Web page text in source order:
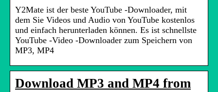
Y2Mate ist der beste YouTube -Downloader, mit
dem Sie Videos und Audio von YouTube kostenlos
und einfach herunterladen können. Es ist schnellste
YouTube -Video -Downloader zum Speichern von
MP3, MP4
Download MP3 and MP4 from